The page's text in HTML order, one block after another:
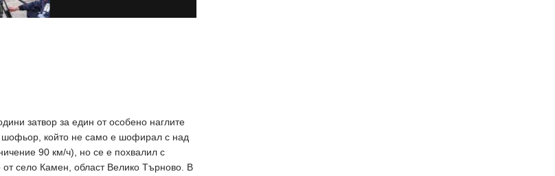
затвор за един от особено наглите
шофьор, който не само е шофирал с над
90 км/ч), но се е похвалил с
село Камен, област Велико Търново. В